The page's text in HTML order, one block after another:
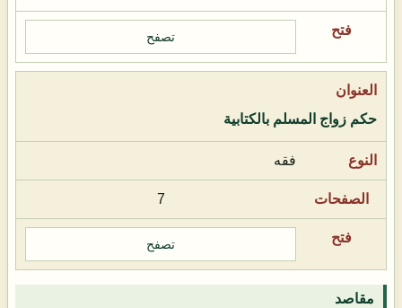
تصفح
حكم زواج المسلم بالكتابية
فقه
7
تصفح
مقاصد